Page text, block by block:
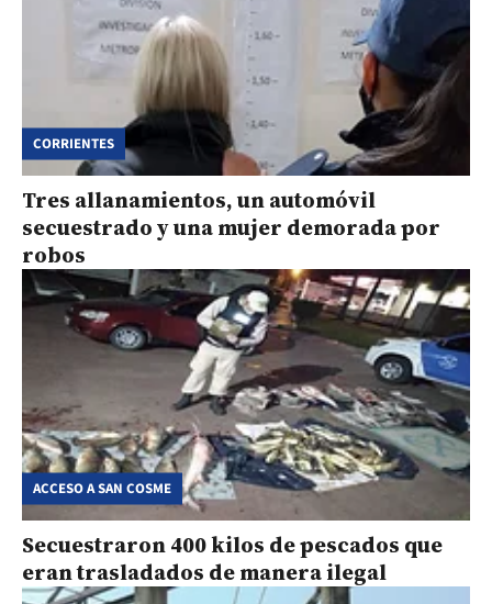
CORRIENTES
Tres allanamientos, un automóvil
secuestrado y una mujer demorada por
robos
ACCESO A SAN COSME
Secuestraron 400 kilos de pescados que
eran trasladados de manera ilegal